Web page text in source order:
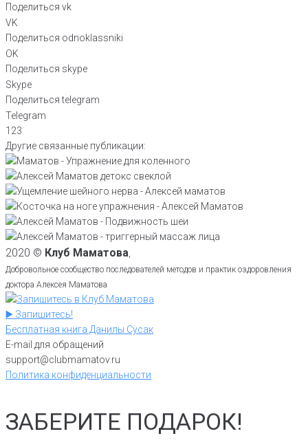
Поделиться vk
VK
Поделиться odnoklassniki
OK
Поделиться skype
Skype
Поделиться telegram
Telegram
123
Другие связанные публикации:
2020 © Клуб Маматова
Добровольное сообщество последователей методов и практик оздоровления
доктора Алексея Маматова
▶️ Запишитесь!
Бесплатная книга Данилы Сусак
E-mail для обращений
support@clubmamatov.ru
Политика конфиденциальности
ЗАБЕРИТЕ ПОДАРОК!